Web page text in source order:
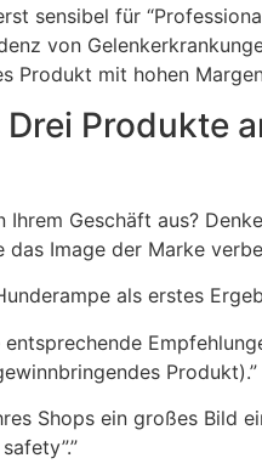
sensibel für
von
Produkt mit hohen
Produkte
Geschäft aus?
das Image der Marke
als erstes
Produkt).”
Shops ein großes Bild